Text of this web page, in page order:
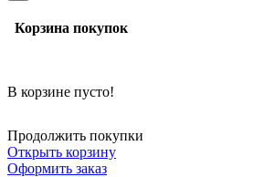
Корзина покупок
В корзине пусто!
Продолжить покупки
Открыть корзину
Оформить заказ